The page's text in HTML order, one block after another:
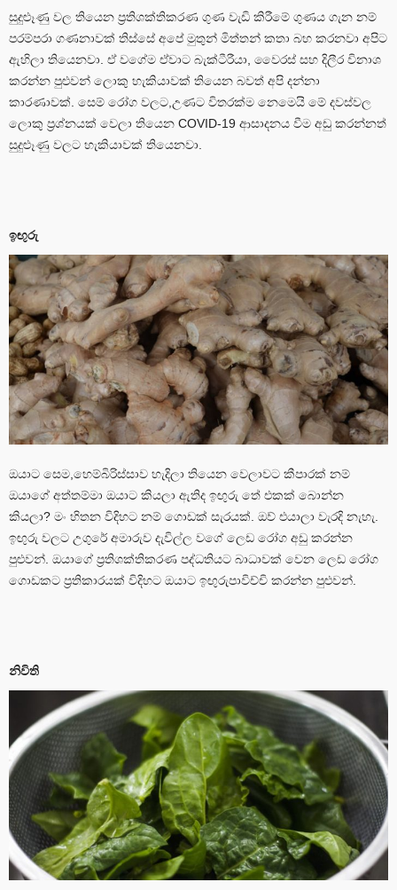
සුදුළූණු වල තියෙන ප්‍රතිශක්තිකරණ ගුණ වැඩි කිරීමේ ගුණය ගැන නම්
පරම්පරා ගණනාවක් තිස්සේ අපේ මුතුන් මිත්තන් කතා බහ කරනවා අපිට
ඇහිලා තියෙනවා. ඒ වගේම ඒවාට බැක්ටීරීයා, වෛරස් සහ දිලීර විනාශ
කරන්න පුළුවන් ලොකු හැකියාවක් තියෙන බවත් අපි දන්නා
කාරණාවක්. සෙම් රෝග වලට,උණට විතරක්ම නෙමෙයි මේ දවස්වල
ලොකු ප්‍රශ්නයක් වෙලා තියෙන COVID-19 ආසාදනය වීම අඩු කරන්නත්
සුදුළූණු වලට හැකියාවක් තියෙනවා.
ඉඟුරු
ඔයාට සෙම,හෙම්බිරිස්සාව හැදිලා තියෙන වෙලාවට කීපාරක් නම්
ඔයාගේ අත්තම්මා ඔයාට කියලා ඇතිද ඉඟුරු තේ එකක් බොන්න
කියලා? මං හිතන විදිහට නම් ගොඩක් සැරයක්. ඔව් එයාලා වැරදි නැහැ.
ඉඟුරු වලට උගුරේ අමාරුව දැවිල්ල වගේ ලෙඩ රෝග අඩු කරන්න
පුළුවන්. ඔයාගේ ප්‍රතිශක්තිකරණ පද්ධතියට බාධාවක් වෙන ලෙඩ රෝග
ගොඩකට ප්‍රතිකාරයක් විදිහට ඔයාට ඉඟුරුපාවිච්චි කරන්න පුළුවන්.
නිවිති